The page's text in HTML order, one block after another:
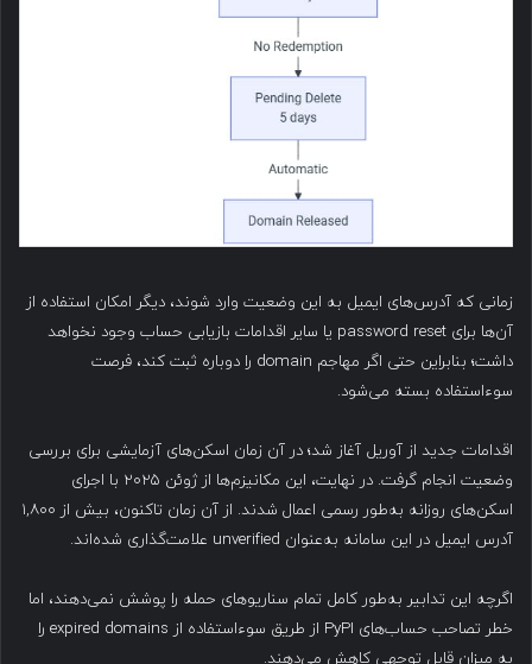
زمانی که آدرس‌های ایمیل به این وضعیت وارد شوند، دیگر امکان استفاده از
آن‌ها برای password reset یا سایر اقدامات بازیابی حساب وجود نخواهد
داشت؛ بنابراین حتی اگر مهاجم domain را دوباره ثبت کند، فرصت
سوءاستفاده بسته می‌شود.
اقدامات جدید از آوریل آغاز شد؛ در آن زمان اسکن‌های آزمایشی برای بررسی
وضعیت انجام گرفت. در نهایت، این مکانیزم‌ها از ژوئن ۲۰۲۵ با اجرای
اسکن‌های روزانه به‌طور رسمی اعمال شدند. از آن زمان تاکنون، بیش از ۱,۸۰۰
آدرس ایمیل در این سامانه به‌عنوان unverified علامت‌گذاری شده‌اند.
اگرچه این تدابیر به‌طور کامل تمام سناریوهای حمله را پوشش نمی‌دهند، اما
خطر تصاحب حساب‌های PyPI از طریق سوءاستفاده از expired domains را
به میزان قابل توجهی کاهش می‌دهند.